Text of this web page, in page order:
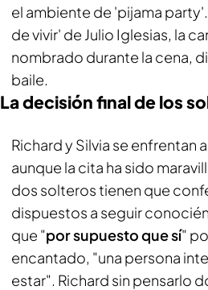
el ambiente de 'pijama
de vivir' de Julio Iglesias, la
nombrado durante la cena,
baile.
La decisión final de los
Richard y Silvia se enfrentan
aunque la cita ha sido
dos solteros tienen que
dispuestos a seguir
que "por supuesto que sí"
encantado, "una persona
estar". Richard sin pensarlo